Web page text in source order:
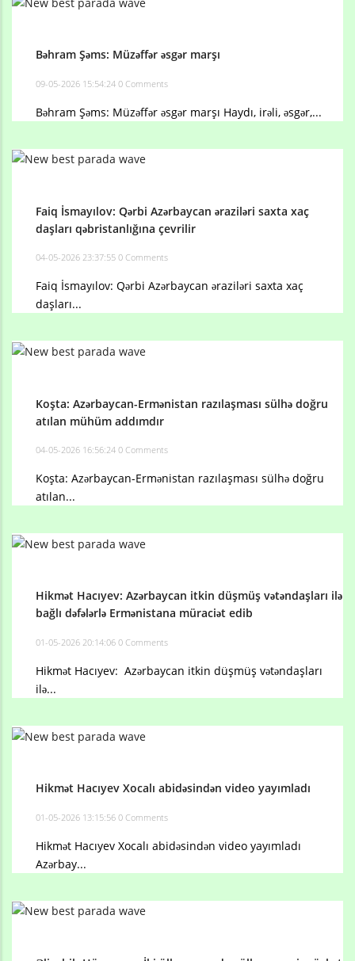
Bəhram Şəms: Müzəffər əsgər marşı
09-05-2026 15:54:24 0 Comments
Bəhram Şəms: Müzəffər əsgər marşı Haydı, irəli, əsgər,...
Faiq İsmayılov: Qərbi Azərbaycan əraziləri saxta xaç
daşları qəbristanlığına çevrilir
04-05-2026 23:37:55 0 Comments
Faiq İsmayılov: Qərbi Azərbaycan əraziləri saxta xaç
daşları...
Koşta: Azərbaycan-Ermənistan razılaşması sülhə doğru
atılan mühüm addımdır
04-05-2026 16:56:24 0 Comments
Koşta: Azərbaycan-Ermənistan razılaşması sülhə doğru
atılan...
Hikmət Hacıyev: Azərbaycan itkin düşmüş vətəndaşları ilə
bağlı dəfələrlə Ermənistana müraciət edib
01-05-2026 20:14:06 0 Comments
Hikmət Hacıyev: Azərbaycan itkin düşmüş vətəndaşları
ilə...
Hikmət Hacıyev Xocalı abidəsindən video yayımladı
01-05-2026 13:15:56 0 Comments
Hikmət Hacıyev Xocalı abidəsindən video yayımladı
Azərbay...